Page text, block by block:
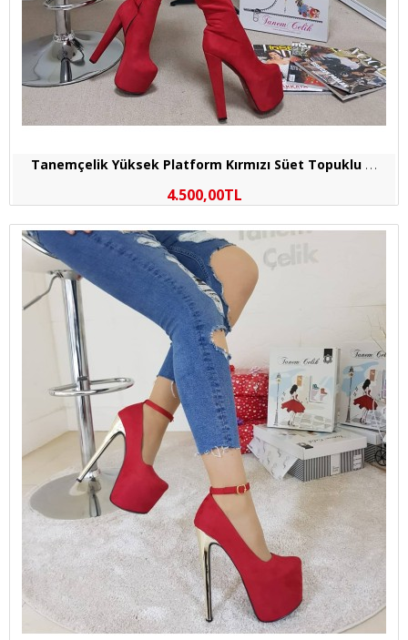
T
anemçelik Yüksek Platform Kırmızı Süet Topuklu Abiye Çizme
4.500,00TL